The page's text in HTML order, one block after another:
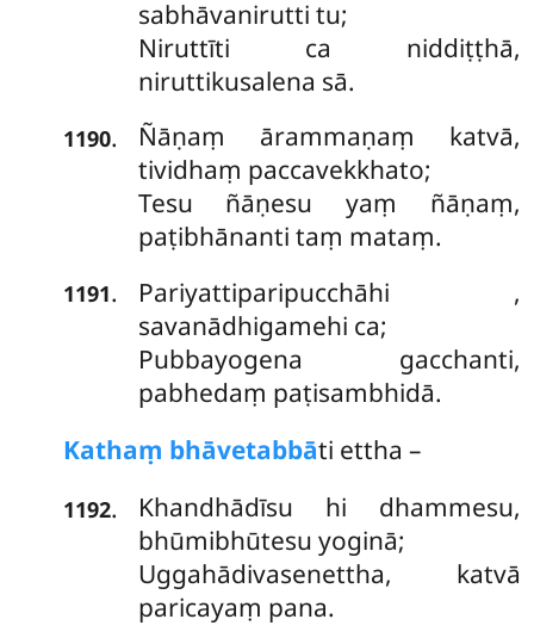
sabhāvanirutti tu;
Niruttīti ca niddiṭṭhā,
niruttikusalena sā.
1190.
Ñāṇaṃ ārammaṇaṃ katvā,
tividhaṃ paccavekkhato;
Tesu ñāṇesu yaṃ ñāṇaṃ,
paṭibhānanti taṃ mataṃ.
1191. Pariyattiparipucchāhi ,
savanādhigamehi ca;
Pubbayogena gacchanti,
pabhedaṃ paṭisambhidā.
Kathaṃ bhāvetabbāti ettha –
1192.
Khandhādīsu hi dhammesu,
bhūmibhūtesu yoginā;
Uggahādivasenettha, katvā
paricayaṃ pana.